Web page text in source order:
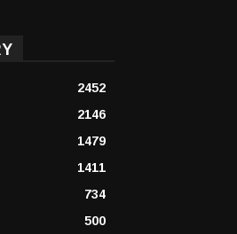
2452
2146
1479
1411
734
500